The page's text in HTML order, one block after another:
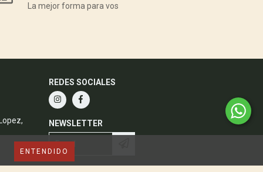
ENTENDIDO
La mejor forma para vos
REDES SOCIALES
NEWSLETTER